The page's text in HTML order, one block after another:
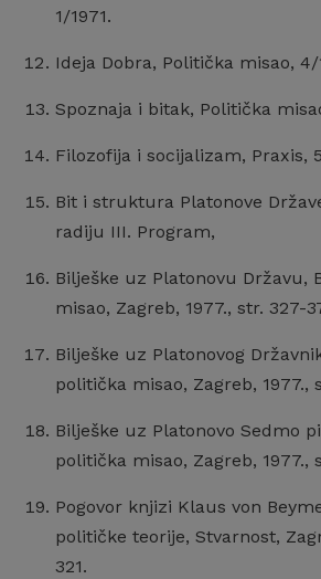
1/1971.
Ideja Dobra, Politička misao, 4/
Spoznaja i bitak, Politička
Filozofija i socijalizam, Praxis,
Bit i struktura Platonove
radiju III. Program,
Bilješke uz Platonovu Državu,
misao, Zagreb, 1977., str. 327-
Bilješke uz Platonovog
politička misao, Zagreb, 1977.,
Bilješke uz Platonovo Sedmo
politička misao, Zagreb, 1977.,
Pogovor knjizi Klaus von
političke teorije, Stvarnost,
321.